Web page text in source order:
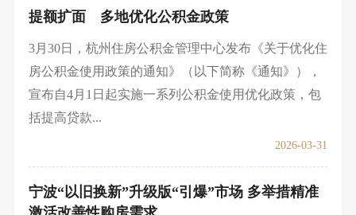
提额扩面 多地优化公积金政策
3月30日，杭州住房公积金管理中心发布《关于优化住
房公积金使用政策的通知》（以下简称《通知》），
宣布自4月1日起实施一系列公积金使用优化政策，包
括提高贷款...
2026-03-31
宁波“以旧换新”升级版“引爆”市场 多举措精准